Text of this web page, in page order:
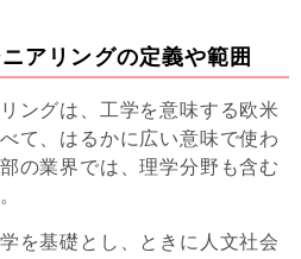
アリングの定義や範囲
ングは、工学を意味する欧米
て、はるかに広い意味で使わ
の業界では、理学分野も含む
を基礎とし、ときに人文社会